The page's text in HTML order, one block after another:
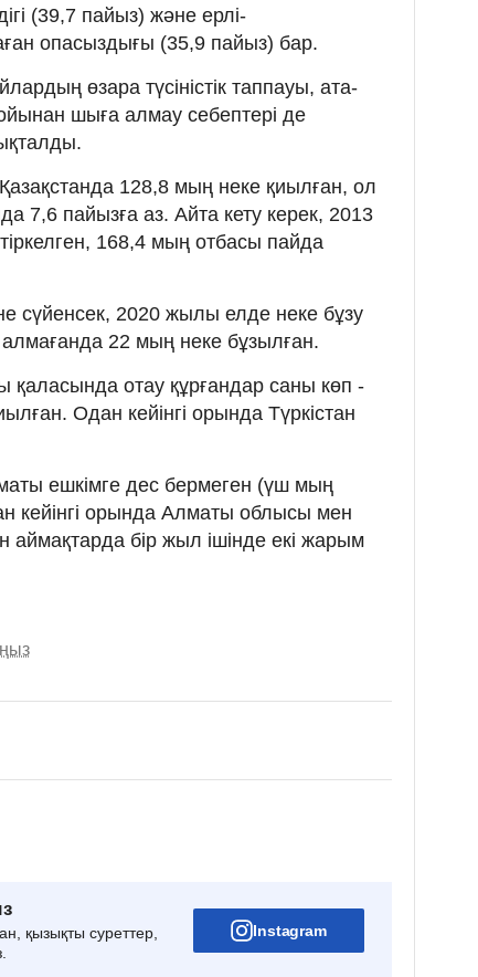
(39,7 пайыз) және ерлі-
опасыздығы (35,9 пайыз) бар.
өзара түсіністік таппауы, ата-
шыға алмау себептері де
128,8 мың неке қиылған, ол
7,6 пайызға аз. Айта кету керек, 2013
168,4 мың отбасы пайда
сүйенсек, 2020 жылы елде неке бұзу
22 мың неке бұзылған.
отау құрғандар саны көп -
Одан кейінгі орында Түркістан
ешкімге дес бермеген (үш мың
кейінгі орында Алматы облысы мен
аймақтарда бір жыл ішінде екі жарым
қызықты суреттер,
Instagram